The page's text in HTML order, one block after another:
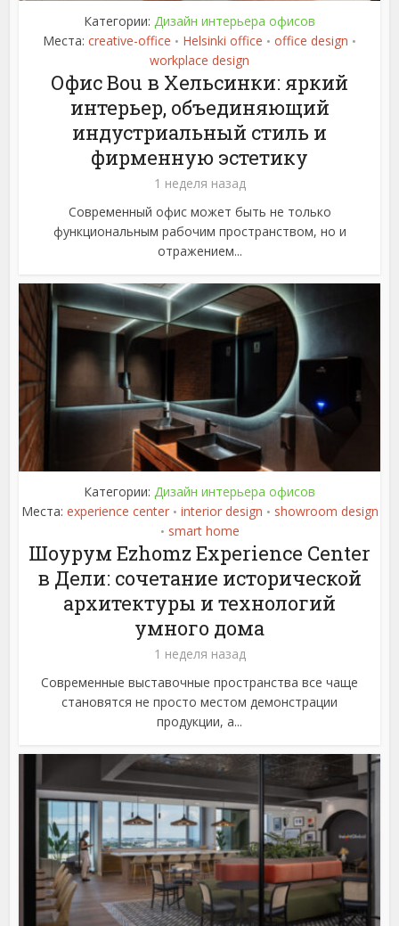
Категории: Дизайн интерьера офисов
Места: creative-office • Helsinki office • office design •
workplace design
Офис Bou в Хельсинки: яркий
интерьер, объединяющий
индустриальный стиль и
фирменную эстетику
1 неделя назад
Современный офис может быть не только
функциональным рабочим пространством, но и
отражением...
Категории: Дизайн интерьера офисов
Места: experience center • interior design • showroom design
• smart home
Шоурум Ezhomz Experience Center
в Дели: сочетание исторической
архитектуры и технологий
умного дома
1 неделя назад
Современные выставочные пространства все чаще
становятся не просто местом демонстрации
продукции, а...